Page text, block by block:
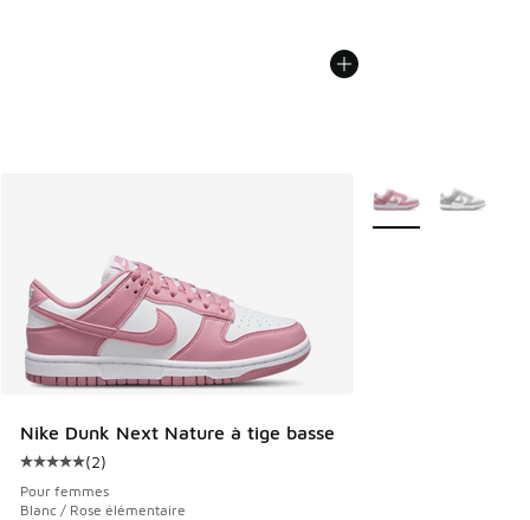
Nike Dunk Next Nature à tige basse
Cote moyenne du client - [5 sur 5 étoiles], 2 commentaires
(2)
Pour femmes
Blanc / Rose élémentaire
Plus de couleurs